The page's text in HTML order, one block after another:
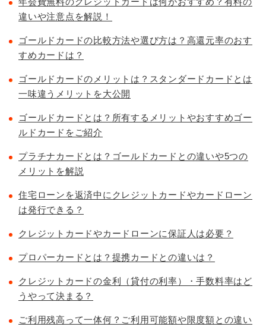
違いや注意点を解説！
ゴールドカードの比較方法や選び方は？高還元率のおす
すめカードは？
ゴールドカードのメリットは？スタンダードカードとは
一味違うメリットを大公開
ゴールドカードとは？所有するメリットやおすすめゴー
ルドカードをご紹介
プラチナカードとは？ゴールドカードとの違いや5つの
メリットを解説
住宅ローンを返済中にクレジットカードやカードローン
は発行できる？
クレジットカードやカードローンに保証人は必要？
プロパーカードとは？提携カードとの違いは？
クレジットカードの金利（貸付の利率）・手数料率はど
うやって決まる？
ご利用残高って一体何？ご利用可能額や限度額との違い